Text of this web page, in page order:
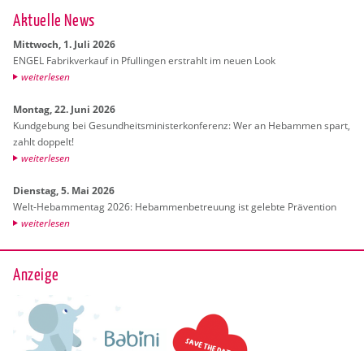
Ak­tu­el­le News
Mitt­woch, 1. Juli 2026
ENGEL Fa­brik­ver­kauf in Pful­lin­gen er­strahlt im neuen Look
wei­ter­le­sen
Mon­tag, 22. Juni 2026
Kund­ge­bung bei Ge­sund­heits­mi­nis­ter­kon­fe­renz: Wer an Heb­am­men spart,
zahlt dop­pelt!
wei­ter­le­sen
Diens­tag, 5. Mai 2026
Welt-Heb­am­men­tag 2026: Heb­am­men­be­treu­ung ist ge­leb­te Prä­ven­ti­on
wei­ter­le­sen
Anzeige